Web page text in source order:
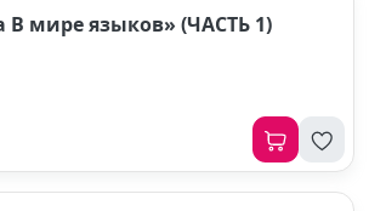
В мире языков» (ЧАСТЬ 1)